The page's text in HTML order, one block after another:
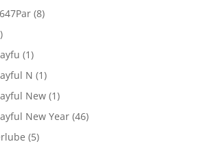
(8)
(1)
N (1)
New (1)
New Year (46)
(5)